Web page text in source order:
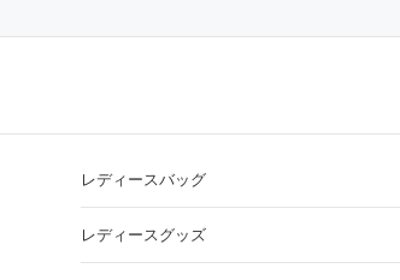
レディースバッグ
レディースグッズ